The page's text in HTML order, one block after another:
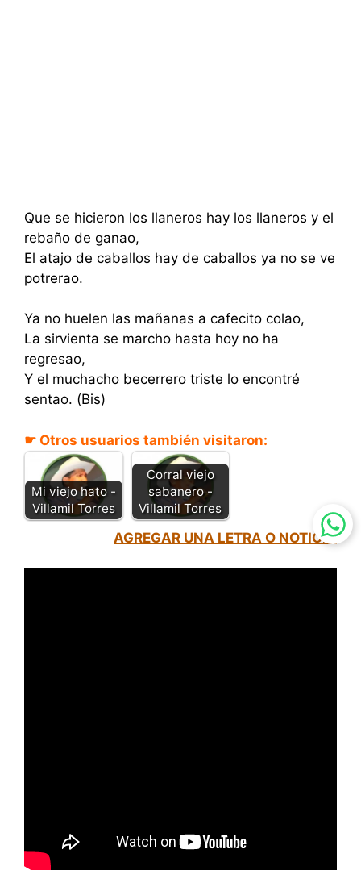
Que se hicieron los llaneros hay los llaneros y el
rebaño de ganao,
El atajo de caballos hay de caballos ya no se ve
potrerao.
Ya no huelen las mañanas a cafecito colao,
La sirvienta se marcho hasta hoy no ha
regresao,
Y el muchacho becerrero triste lo encontré
sentao. (Bis)
☛ Otros usuarios también visitaron:
Mi viejo hato -
Villamil Torres
Corral viejo
sabanero -
Villamil Torres
AGREGAR UNA LETRA O NOTICIA